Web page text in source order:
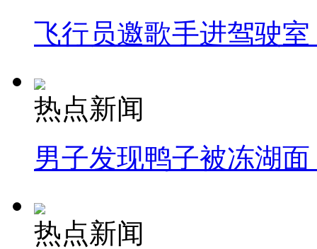
飞行员邀歌手进驾驶
热点新闻
男子发现鸭子被冻湖
热点新闻